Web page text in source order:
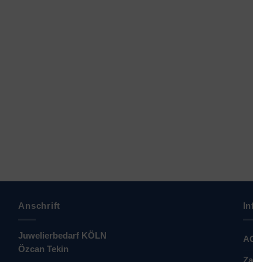
Anschrift
Juwelierbedarf KÖLN
Özcan Tekin